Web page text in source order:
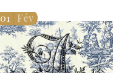
01 Fév